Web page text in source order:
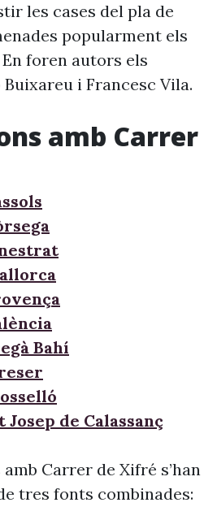
les cases del pla de
popularment els
En foren autors els
i Francesc Vila.
amb Carrer
Bahí
Josep de Calassanç
Carrer de Xifré s’han
tres fonts combinades: